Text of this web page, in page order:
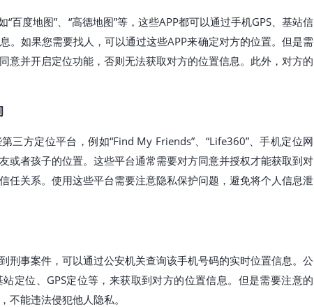
百度地图”、“高德地图”等，这些APP都可以通过手机GPS、基站信
。如果您需要找人，可以通过这些APP来确定对方的位置。但是需
意并开启定位功能，否则无法获取对方的位置信息。此外，对方的
三方定位平台，例如“Find My Friends”、“Life360”、手机定位网
或者孩子的位置。这些平台通常需要对方同意并授权才能获取到对
任关系。使用这些平台需要注意隐私保护问题，避免将个人信息泄
刑事案件，可以通过公安机关查询该手机号码的实时位置信息。公
定位、GPS定位等，来获取到对方的位置信息。但是需要注意的
不能违法侵犯他人隐私。